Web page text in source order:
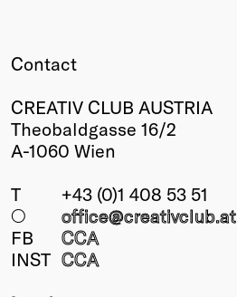
Contact
CREATIV CLUB AUSTRIA
Theobaldgasse 16/2
A-1060 Wien
T
+43 (0)1 408 53 51
○
office@creativclub.at
FB
CCA
INST CCA